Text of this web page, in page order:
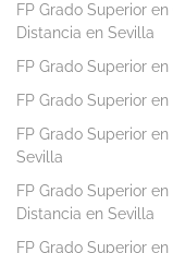
FP Grado Superior
Distancia en Sevilla
FP Grado Superior
FP Grado Superior
FP Grado Superior
Sevilla
FP Grado Superior
Distancia en Sevilla
FP Grado Superior